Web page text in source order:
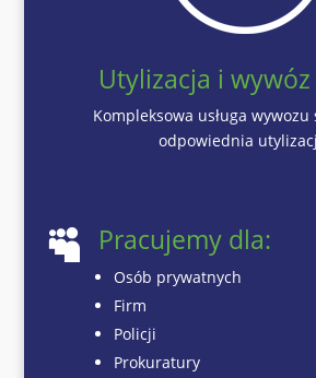
Utylizacja i
Kompleksowa usługa
odpowiednia
 Pracujemy dla:
Osób prywatnych
Firm
Policji
Prokuratury